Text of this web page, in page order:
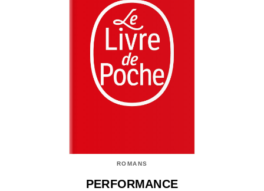
ROMANS
PERFORMANCE